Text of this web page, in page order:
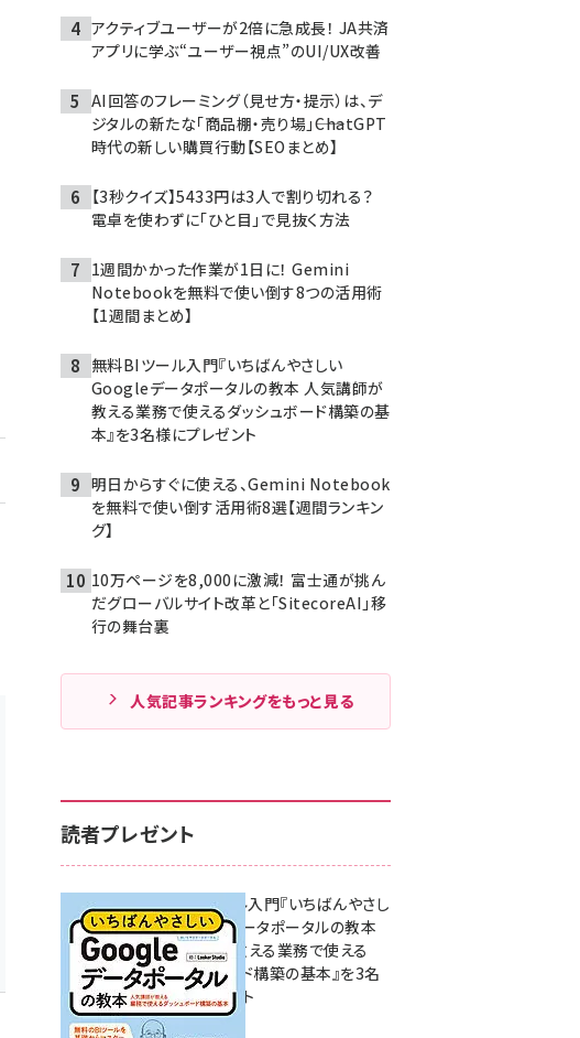
アクティブユーザーが2倍に急成長！ JA共済
アプリに学ぶ“ユーザー視点”のUI/UX改善
AI回答のフレーミング（見せ方・提示）は、デ
ジタルの新たな「商品棚・売り場」――ChatGPT
時代の新しい購買行動【SEOまとめ】
【3秒クイズ】5433円は3人で割り切れる？
電卓を使わずに「ひと目」で見抜く方法
1週間かかった作業が1日に！ Gemini
Notebookを無料で使い倒す8つの活用術
【1週間まとめ】
無料BIツール入門『いちばんやさしい
Googleデータポータルの教本 人気講師が
教える業務で使えるダッシュボード構築の基
本』を3名様にプレゼント
明日からすぐに使える、Gemini Notebook
を無料で使い倒す活用術8選【週間ランキン
グ】
10万ページを8,000に激減！ 富士通が挑ん
だグローバルサイト改革と「SitecoreAI」移
行の舞台裏
人気記事ランキングをもっと見る
読者プレゼント
無料BIツール入門『いちばんやさし
いGoogleデータポータルの教本
人気講師が教える業務で使える
ダッシュボード構築の基本』を3名
様にプレゼント
7月31日 10:00